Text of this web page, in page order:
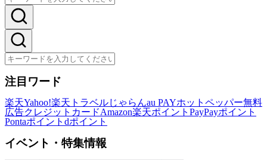
注目ワード
楽天Yahoo!楽天トラベルじゃらんau PAYホットペッパー無料
広告クレジットカードAmazon楽天ポイント PayPayポイント
Pontaポイント dポイント
イベント・特集情報